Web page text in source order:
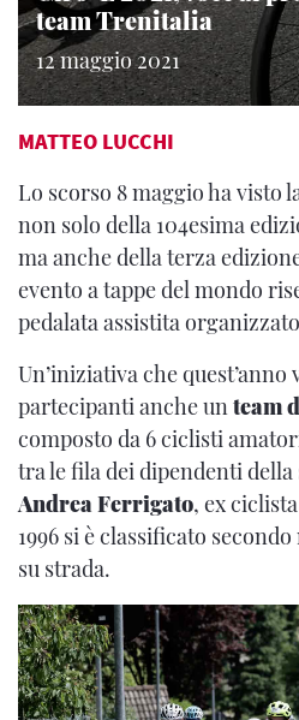
team Trenitalia
12 maggio 2021
MATTEO LUCCHI
Lo scorso 8 maggio ha visto
non solo della 104esima
ma anche della terza
evento a tappe del mondo
pedalata assistita
Un’iniziativa che quest’anno
partecipanti anche unteam
composto da 6 ciclisti
tra le fila dei dipendenti della
Andrea Ferrigato, ex
1996 si è classificato
su strada.